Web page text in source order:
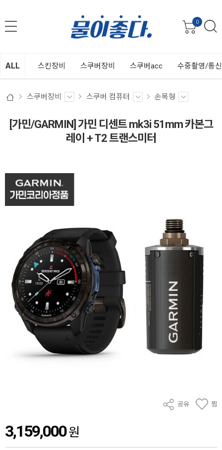
0
ALL 스킨장비 스쿠버장비 스쿠버acc 수중촬영/통
스쿠버장비 스쿠버 컴퓨터 손목형
[가민/GARMIN] 가민 디센트 mk3i 51mm 카본그
레이 + T2 트랜스미터
공유 찜
3,159,000원